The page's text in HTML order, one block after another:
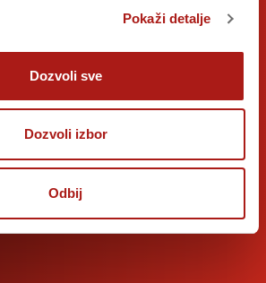
Pokaži detalje
Dozvoli sve
Dozvoli izbor
Odbij